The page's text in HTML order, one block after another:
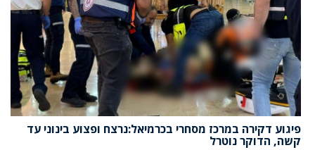
פיגוע דקירה במרכז מסחרי בכרמיאל:נרצח ופצוע בינוני עד
קשה, הדוקר נוטרל